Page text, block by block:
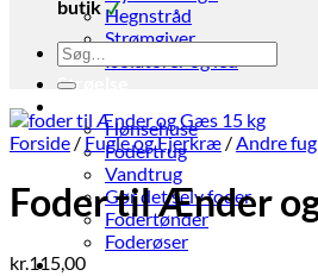
Hegnstråd
Strømgiver
Strøelse
Hønsehuse
Fodertrug
Vandtrug
Gør det selv foder
Fodertønder
Foderøser
Hygiejne
butik
Søg
efter:
Forside / Fugle og Fjerkræ /Andre
Foder til Ænder
kr.115,00